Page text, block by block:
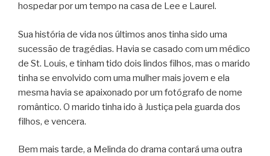
hospedar por um tempo na casa de Lee e Laurel.
Sua história de vida nos últimos anos tinha sido uma
sucessão de tragédias. Havia se casado com um médico
de St. Louis, e tinham tido dois lindos filhos, mas o marido
tinha se envolvido com uma mulher mais jovem e ela
mesma havia se apaixonado por um fotógrafo de nome
romântico. O marido tinha ido à Justiça pela guarda dos
filhos, e vencera.
Bem mais tarde, a Melinda do drama contará uma outra